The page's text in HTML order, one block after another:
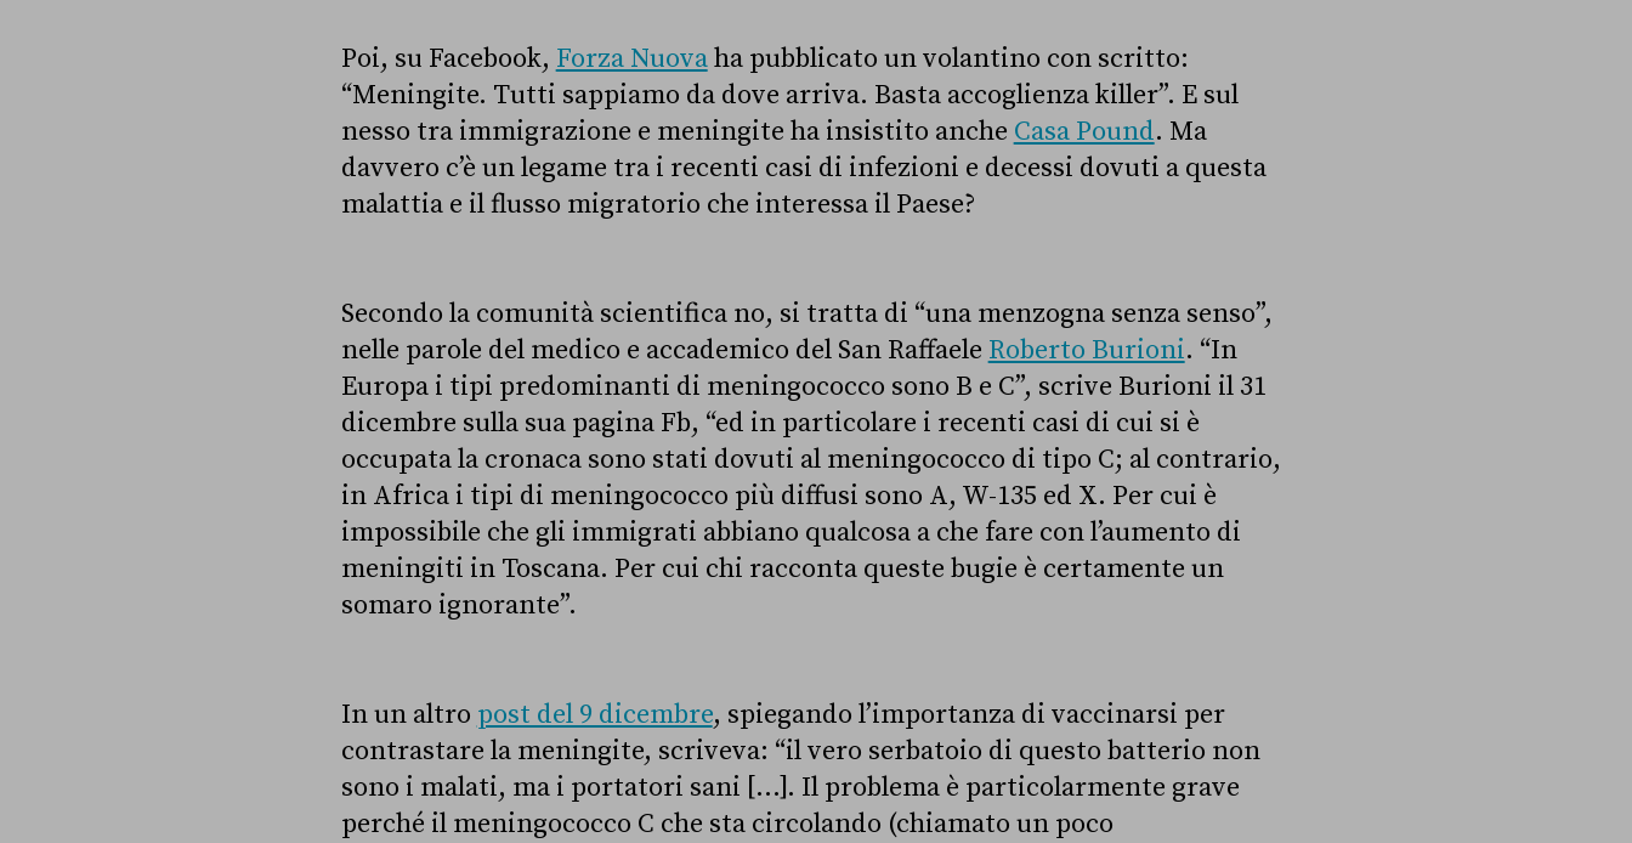
Poi, su Facebook, Forza Nuovaha pubblicato un volantino con scritto:
“Meningite. Tutti sappiamo da dove arriva. Basta accoglienza killer”. E sul
nesso tra immigrazione e meningite ha insistito anche Casa Pound. Ma
davvero c’è un legame tra i recenti casi di infezioni e decessi dovuti a questa
malattia e il flusso migratorio che interessa il Paese?
Secondo la comunità scientifica no, si tratta di “una menzogna senza senso”,
nelle parole del medico e accademico del San Raffaele Roberto Burioni. “In
Europa i tipi predominanti di meningococco sono B e C”, scrive Burioni il 31
dicembre sulla sua pagina Fb, “ed in particolare i recenti casi di cui si è
occupata la cronaca sono stati dovuti al meningococco di tipo C; al contrario,
in Africa i tipi di meningococco più diffusi sono A, W-135 ed X. Per cui è
impossibile che gli immigrati abbiano qualcosa a che fare con l’aumento di
meningiti in Toscana. Per cui chi racconta queste bugie è certamente un
somaro ignorante”.
In un altro post del 9 dicembre, spiegando l’importanza di vaccinarsi per
contrastare la meningite, scriveva: “il vero serbatoio di questo batterio non
sono i malati, ma i portatori sani […]. Il problema è particolarmente grave
perché il meningococco C che sta circolando (chiamato un poco